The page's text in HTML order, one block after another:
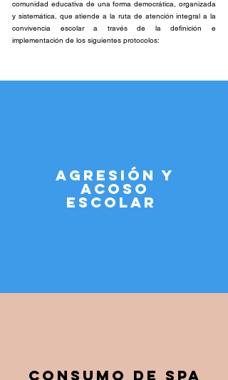
comunidad educativa de una forma democrática, organizada
y sistemática, que atiende a la ruta de atención integral a la
convivencia escolar a través de la definición e
implementación de los siguientes protocolos: ​​​​
agresión y
acoso
escolar
consumo de spa